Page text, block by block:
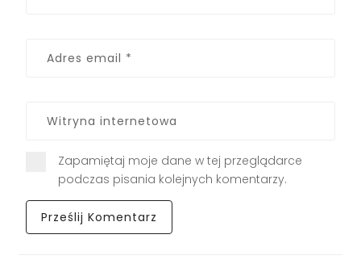
Zapamiętaj moje dane w tej przeglądarce
podczas pisania kolejnych komentarzy.